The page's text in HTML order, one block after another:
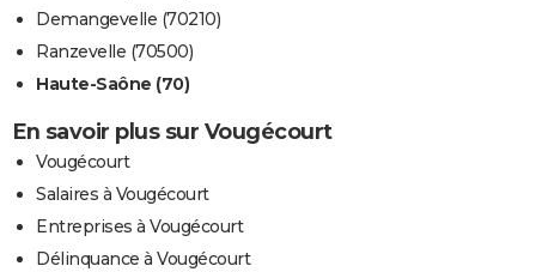
Demangevelle (70210)
Ranzevelle (70500)
Haute-Saône (70)
En savoir plus sur Vougécourt
Vougécourt
Salaires à Vougécourt
Entreprises à Vougécourt
Délinquance à Vougécourt